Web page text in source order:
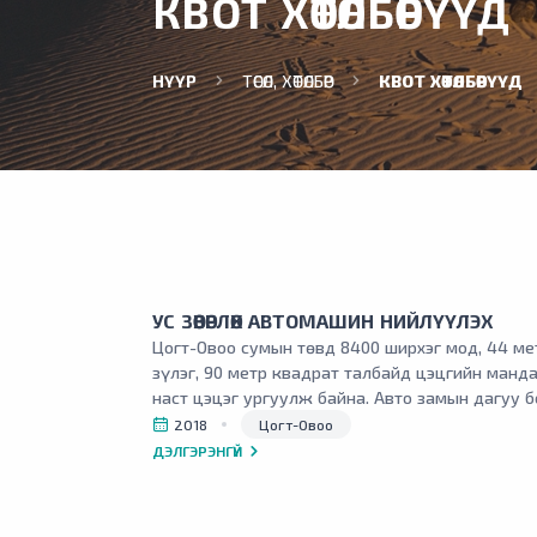
КВОТ ХӨТӨЛБӨРҮҮД
НҮҮР ТӨСӨЛ, ХӨТӨЛБӨР КВОТ ХӨТӨЛБӨРҮҮД
УС ЗӨӨВӨРЛӨХ АВТОМАШИН НИЙЛҮҮЛЭХ
Цогт-Овоо сумын төвд 8400 ширхэг мод, 44
зүлэг, 90 метр квадрат талбайд цэцгийн
наст цэцэг ургуулж байна. Авто замын дагуу
талбай, цэцэрлэгт хүрээлэнд тарьсан эдгээр
услах ажил зориулалтын усны машингүйгээс
2018
Цогт-Овоо
ДЭЛГЭРЭНГҮЙ